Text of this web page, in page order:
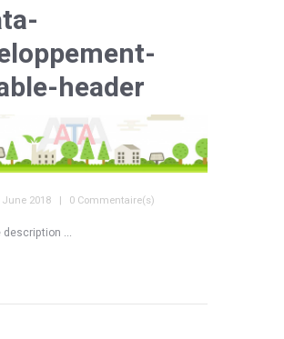
header
June 2018 0 Commentaire(s)
description ...